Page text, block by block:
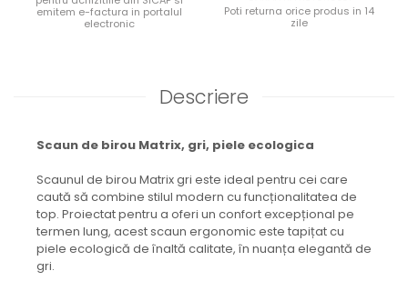
emitem e-factura in portalul
electronic
Poti returna orice produs in 14
zile
Descriere
Scaun de birou Matrix, gri, piele ecologica
Scaunul de birou Matrix gri este ideal pentru cei care
caută să combine stilul modern cu funcționalitatea de
top. Proiectat pentru a oferi un confort excepțional pe
termen lung, acest scaun ergonomic este tapițat cu
piele ecologică de înaltă calitate, în nuanța elegantă de
gri.